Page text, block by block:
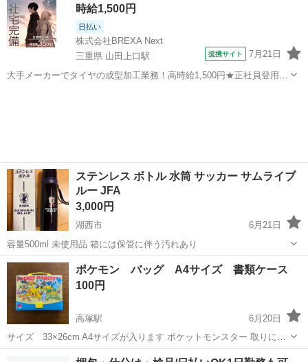
時給1,500円
日払い
株式会社BREXA Next
三重県 山田上口駅
提携サイト 7月21日
大手メーカーでタイヤの成型加工業務！高時給1,500円★正社員登用制
ステンレス ボトル 水筒 サッカー サムライブ
ルー JFA
3,000円
湖西市
6月21日
容量500ml 未使用品 箱には保管に伴う汚れあり
静岡 湖西市 ノベルティグッズ
ポケモン バッグ A4サイズ 書類ケース
100円
高塚駅
6月20日
サイズ 33×26cm A4サイズが入ります ポケットモンスター 取りに来
ていただける方、よろしくお願いいたします。
浜松市 高塚駅 ノベルティグッズ ポケモン